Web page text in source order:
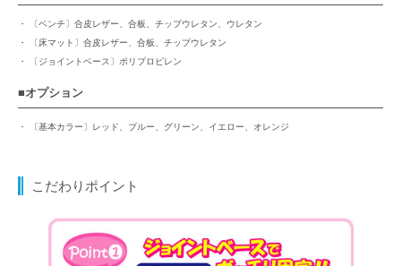
〔ベンチ〕合皮レザー、合板、チップウレタン、ウレタン
〔床マット〕合皮レザー、合板、チップウレタン
〔ジョイントベース〕ポリプロピレン
オプション
〔基本カラー〕レッド、ブルー、グリーン、イエロー、オレンジ
こだわりポイント